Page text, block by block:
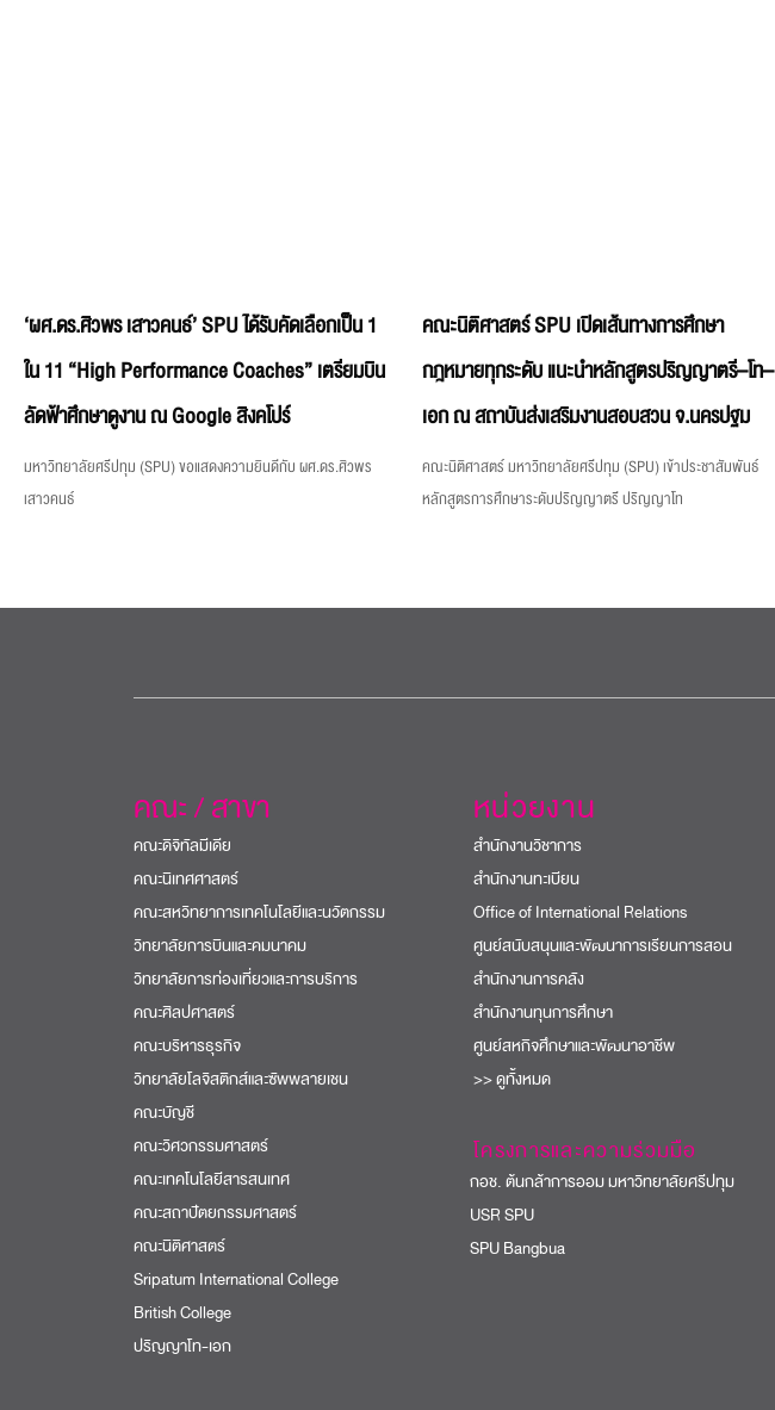
‘ผศ.ดร.ศิวพร เสาวคนธ์’ SPU ได้รับคัดเลือกเป็น 1
ใน 11 “High Performance Coaches” เตรียมบิน
ลัดฟ้าศึกษาดูงาน ณ Google สิงคโปร์
มหาวิทยาลัยศรีปทุม (SPU) ขอแสดงความยินดีกับ ผศ.ดร.ศิวพร
เสาวคนธ์
คณะนิติศาสตร์ SPU เปิดเส้นทางการศึกษา
กฎหมายทุกระดับ แนะนำหลักสูตรปริญญาตรี–โท–
เอก ณ สถาบันส่งเสริมงานสอบสวน จ.นครปฐม
คณะนิติศาสตร์ มหาวิทยาลัยศรีปทุม (SPU) เข้าประชาสัมพันธ์
หลักสูตรการศึกษาระดับปริญญาตรี ปริญญาโท
คณะ / สาขา
คณะดิจิทัลมีเดีย
คณะนิเทศศาสตร์
คณะสหวิทยาการเทคโนโลยีและนวัตกรรม
วิทยาลัยการบินและคมนาคม
วิทยาลัยการท่องเที่ยวและการบริการ
คณะศิลปศาสตร์
คณะบริหารธุรกิจ
วิทยาลัยโลจิสติกส์และซัพพลายเชน
คณะบัญชี
คณะวิศวกรรมศาสตร์
คณะเทคโนโลยีสารสนเทศ
คณะสถาปัตยกรรมศาสตร์
คณะนิติศาสตร์
Sripatum International College
British College
ปริญญาโท-เอก
หน่วยงาน
สำนักงานวิชาการ
สำนักงานทะเบียน
Office of International Relations
ศูนย์สนับสนุนและพัฒนาการเรียนการสอน
สำนักงานการคลัง
สำนักงานทุนการศึกษา
ศูนย์สหกิจศึกษาและพัฒนาอาชีพ
>> ดูทั้งหมด
โครงการและความร่วมมือ
กอช. ต้นกล้าการออม มหาวิทยาลัยศรีปทุม
USR SPU
SPU Bangbua